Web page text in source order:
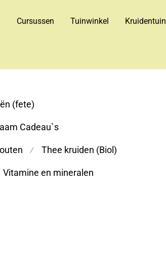
Cursussen Tuinwinkel Kruidentuin
(fete)
Cadeau`s
⁄ Thee kruiden (Biol)
Vitamine en mineralen